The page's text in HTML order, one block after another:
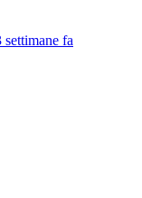
settimane fa